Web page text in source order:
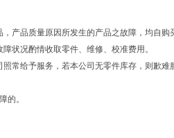
产品质量原因所发生的产品之故障，均自购
状况酌情收取零件、维修、校准费用。
常给予服务，若本公司无零件库存，则歉
的。